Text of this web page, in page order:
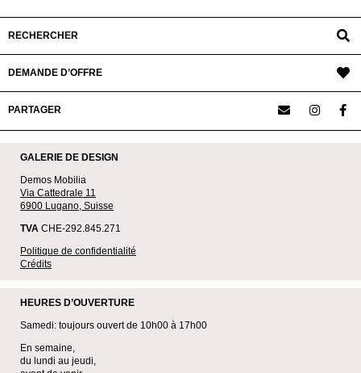
RECHERCHER
DEMANDE D’OFFRE
PARTAGER
GALERIE DE DESIGN
Demos Mobilia
Via Cattedrale 11
6900 Lugano, Suisse
TVA CHE-292.845.271
Politique de confidentialité
Crédits
HEURES D’OUVERTURE
Samedi: toujours ouvert de 10h00 à 17h00
En semaine,
du lundi au jeudi,